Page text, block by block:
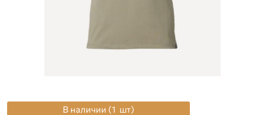
В наличии (1 шт)